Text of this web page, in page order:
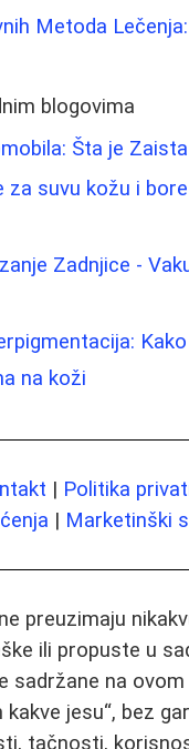
Metoda
blogovima
Šta je
za suvu kožu i
Zadnjice -
na koži
| Politika
| Marketinški
preuzimaju
ili propuste u
sadržane na
jesu“, bez
tačnosti,